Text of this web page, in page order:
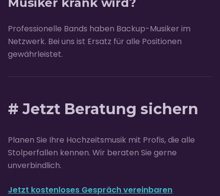
Professionelle Bands haben Backup-Musiker im
Netzwerk. Bei uns ist Ersatz für alle Positionen
gewährleistet.
# Jetzt Beratung sichern
Planen Sie Ihre Hochzeitsmusik mit Profis, die alle
Stolperfallen kennen. Wir beraten Sie gerne
unverbindlich.
Jetzt kostenloses Gespräch vereinbaren